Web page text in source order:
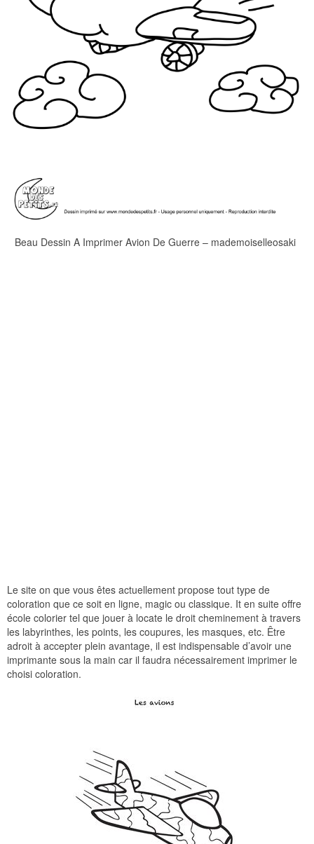
Beau Dessin A Imprimer Avion De Guerre – mademoiselleosaki
Le site on que vous êtes actuellement propose tout type de
coloration que ce soit en ligne, magic ou classique. It en suite offre
école colorier tel que jouer à locate le droit cheminement à travers
les labyrinthes, les points, les coupures, les masques, etc. Être
adroit à accepter plein avantage, il est indispensable d’avoir une
imprimante sous la main car il faudra nécessairement imprimer le
choisi coloration.